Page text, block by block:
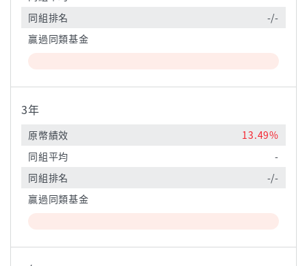
同組排名
-/-
贏過同類基金
3年
原幣績效
13.49%
同組平均
-
同組排名
-/-
贏過同類基金